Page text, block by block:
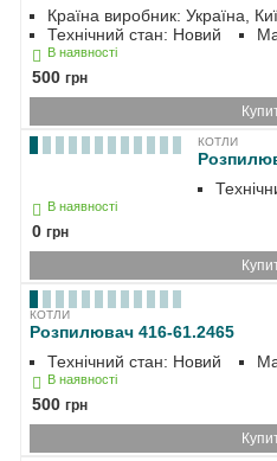
Країна виробник: Україна,
Технічний стан: Новий
В наявності
500 грн
КОТЛИ
В наявності
0 грн
КОТЛИ
Розпилювач 416-61.2465
Технічний стан: Новий
В наявності
500 грн